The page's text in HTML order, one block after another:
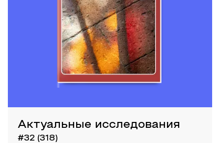
Актуальные исследования
#32 (318)